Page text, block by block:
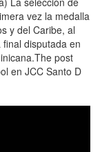
vez la medalla
y del Caribe, al
disputada en
post
en JCC Santo D